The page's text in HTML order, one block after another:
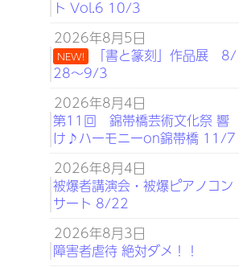
ト Vol.6 10/3
2026年8月5日
NEW!
「書と篆刻」作品展 8/
28～9/3
2026年8月4日
第11回 錦帯橋芸術文化祭 響
け♪ハーモニーon錦帯橋 11/7
2026年8月4日
被爆者講演会・被爆ピアノコン
サート 8/22
2026年8月3日
障害者虐待 絶対ダメ！！